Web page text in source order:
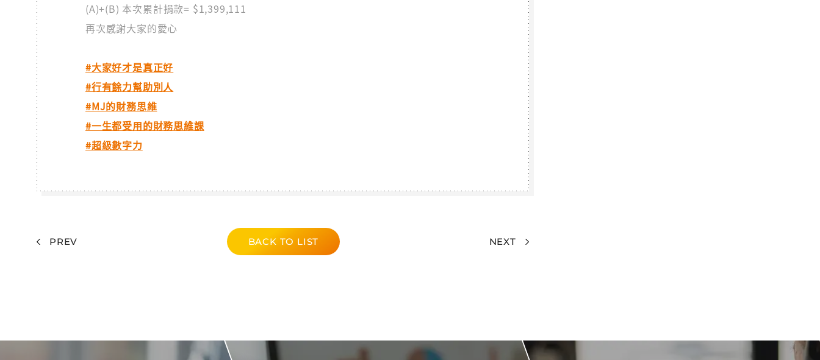
(A)+(B) 本次累計捐款= $1,399,111
再次感謝大家的愛心
#大家好才是真正好
#行有餘力幫助別人
#MJ的財務思維
#一生都受用的財務思維課
#超級數字力
PREV BACK TO LIST NEXT